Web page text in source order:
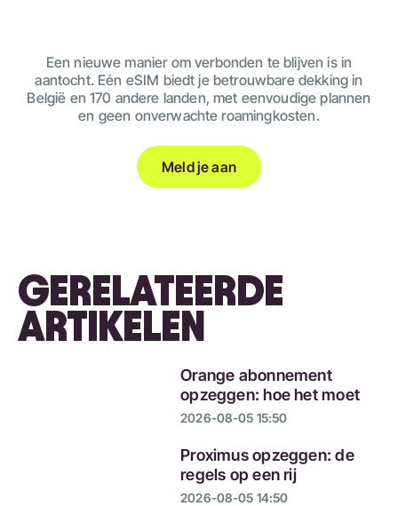
Een nieuwe manier om verbonden te blijven is in
aantocht. Eén eSIM biedt je betrouwbare dekking in
België en 170 andere landen, met eenvoudige plannen
en geen onverwachte roamingkosten.
Meld je aan
GERELATEERDE
ARTIKELEN
Orange abonnement
opzeggen: hoe het moet
2026-08-05 15:50
Proximus opzeggen: de
regels op een rij
2026-08-05 14:50